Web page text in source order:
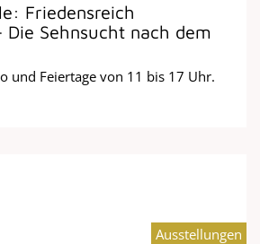
Friedensreich
Sehnsucht nach dem
und Feiertage von 11 bis 17 Uhr.
Ausstellungen